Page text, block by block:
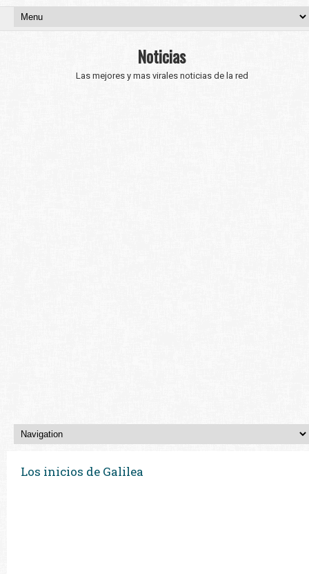
Noticias
Las mejores y mas virales noticias de la red
Los inicios de Galilea